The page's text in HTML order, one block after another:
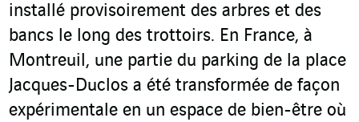
installé provisoirement des arbres et des
bancs le long des trottoirs. En France, à
Montreuil, une partie du parking de la place
Jacques-Duclos a été transformée de façon
expérimentale en un espace de bien-être où